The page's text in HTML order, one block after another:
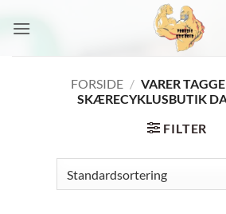
FORSIDE / VARER
SKÆRECYKLUSBUTIK
FILTER